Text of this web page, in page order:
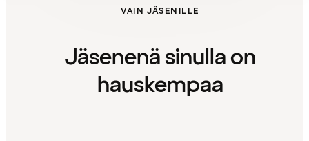
VAIN JÄSENILLE
Jäsenenä sinulla on
hauskempaa